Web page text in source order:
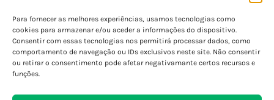
Para fornecer as melhores experiências, usamos tecnologias como
cookies para armazenar e/ou aceder a informações do dispositivo.
Consentir com essas tecnologias nos permitirá processar dados, como
comportamento de navegação ou IDs exclusivos neste site. Não consentir
ou retirar o consentimento pode afetar negativamante certos recursos e
funções.
Termos e Condições
Perguntas Frequentes
Custos de Envio
Encomendas Internacionais
Devoluções e Trocas